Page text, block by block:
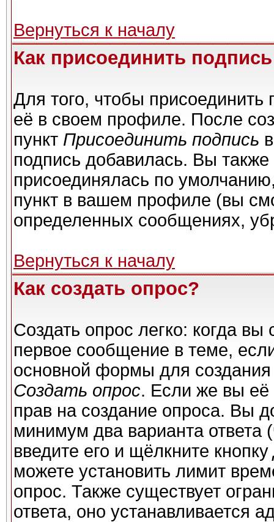
Вернуться к началу
Как присоединить
Для того, чтобы
её в своем профиле. После
пункт Присоединить подпись
подпись добавилась. Вы
присоединялась по
пункт в вашем профиле (вы
определенных сообщениях,
Вернуться к началу
Как создать опрос?
Создать опрос легко: когда вы
первое сообщение в теме,
основной формы для
Создать опрос. Если же вы её
прав на создание опроса. Вы
минимум два варианта ответа
введите его и щёлкните кнопку
можете установить лимит
опрос. Также существует
ответа, оно устанавливается